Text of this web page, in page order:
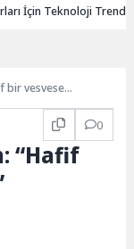
İçin Teknoloji
0
“Hafif